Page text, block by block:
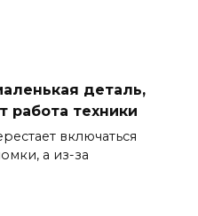
деталь,
работа техники
включаться
а из-за